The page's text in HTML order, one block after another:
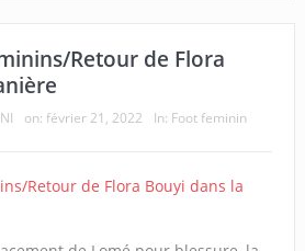
Retour de Flora
on: février 21, 2022 In: Foot feminin